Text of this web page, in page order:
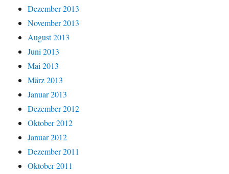
Dezember 2013
November 2013
August 2013
Juni 2013
Mai 2013
März 2013
Januar 2013
Dezember 2012
Oktober 2012
Januar 2012
Dezember 2011
Oktober 2011